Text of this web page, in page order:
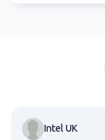
Intel UK